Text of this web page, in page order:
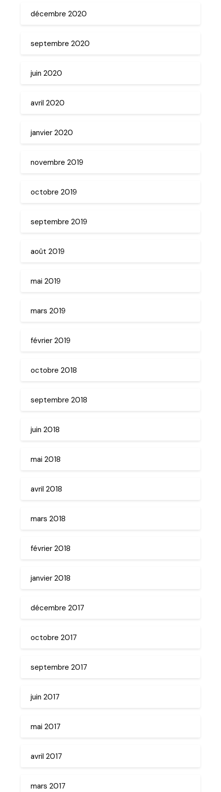
décembre 2020
septembre 2020
juin 2020
avril 2020
janvier 2020
novembre 2019
octobre 2019
septembre 2019
août 2019
mai 2019
mars 2019
février 2019
octobre 2018
septembre 2018
juin 2018
mai 2018
avril 2018
mars 2018
février 2018
janvier 2018
décembre 2017
octobre 2017
septembre 2017
juin 2017
mai 2017
avril 2017
mars 2017